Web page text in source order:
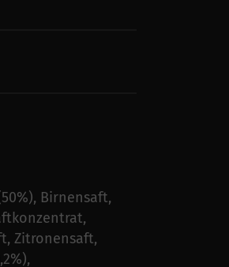
Birnensaft,
Zitronensaft,